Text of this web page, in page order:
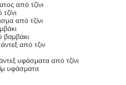
από τζίνι
από τζίνι
βαμβάκι
από τζιν
υφάσματα από τζίνι
υφάσματα